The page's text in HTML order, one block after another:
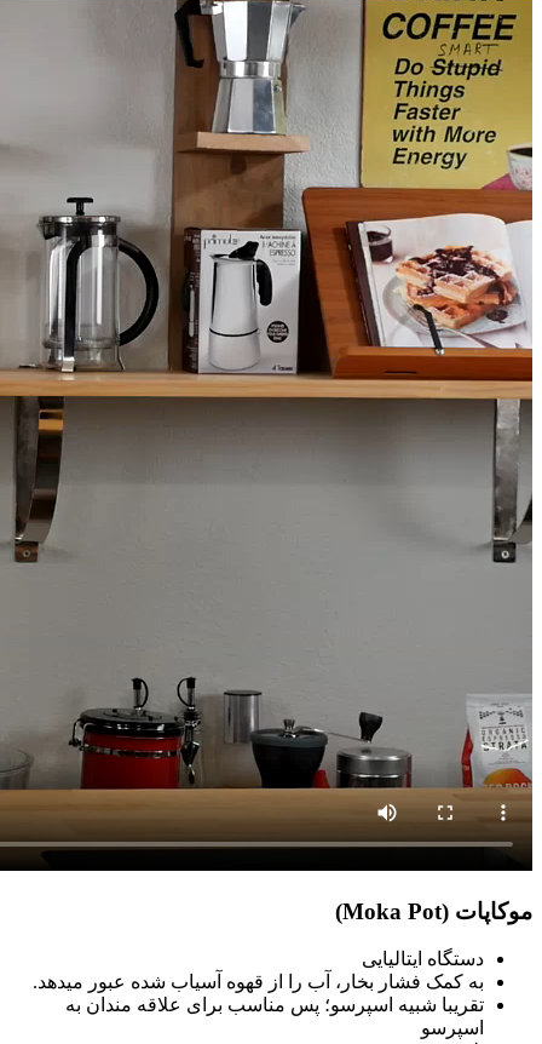
موکاپات (Moka Pot)
دستگاه ایتالیایی
به کمک فشار بخار، آب را از قهوه آسیاب شده عبور میدهد.
تقریبا شبیه اسپرسو؛ پس مناسب برای علاقه مندان به
اسپرسو